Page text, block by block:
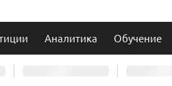
Аналитика Обучение